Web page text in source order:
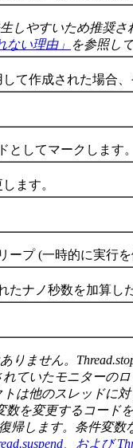
しやすいため推奨さ
ない理由」 を参照し
て作成された場合
してマークします。
ます。
プ (一時的に実行を
ノ秒数を加算した
りません。
ていたモニターの
は他のスレッドに
数を変更するコード
します。条件変
、および